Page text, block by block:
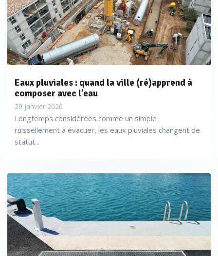
Eaux pluviales : quand la ville (ré)apprend à
composer avec l’eau
29 janvier 2026
Longtemps considérées comme un simple
ruissellement à évacuer, les eaux pluviales changent de
statut...